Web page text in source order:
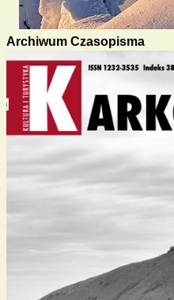
Archiwum Czasopisma